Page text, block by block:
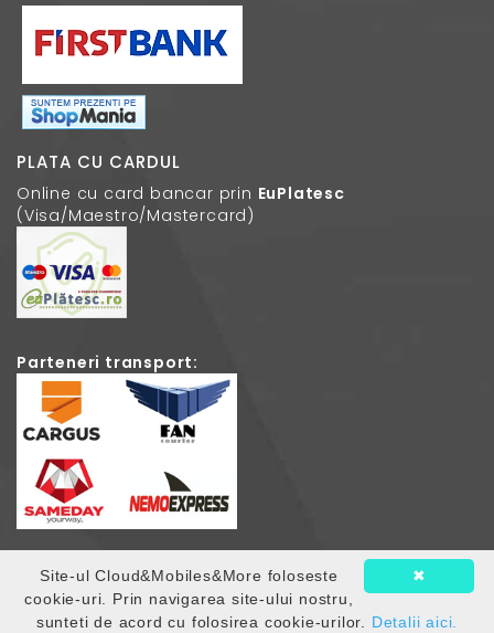
PLATA CU CARDUL
Online cu card bancar prin EuPlatesc
(Visa/Maestro/Mastercard)
Parteneri transport:
© 2026 Cloud Mobiles. Toate drepturile rezervate.
✖
Site-ul Cloud&Mobiles&More foloseste
cookie-uri. Prin navigarea site-ului nostru,
sunteti de acord cu folosirea cookie-urilor. Detalii aici.